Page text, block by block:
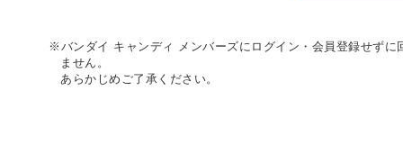
※バンダイ キャンディ メンバーズにログイン・会員登録せず
ません。
あらかじめご了承ください。